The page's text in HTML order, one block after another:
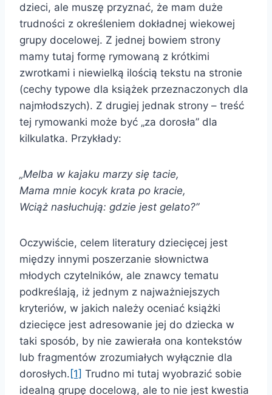
dzieci, ale muszę przyznać, że mam duże
trudności z określeniem dokładnej wiekowej
grupy docelowej. Z jednej bowiem strony
mamy tutaj formę rymowaną z krótkimi
zwrotkami i niewielką ilością tekstu na stronie
(cechy typowe dla książek przeznaczonych dla
najmłodszych). Z drugiej jednak strony – treść
tej rymowanki może być „za dorosła” dla
kilkulatka. Przykłady:
„Melba w kajaku marzy się tacie,
Mama mnie kocyk krata po kracie,
Wciąż nasłuchują: gdzie jest gelato?”
Oczywiście, celem literatury dziecięcej jest
między innymi poszerzanie słownictwa
młodych czytelników, ale znawcy tematu
podkreślają, iż jednym z najważniejszych
kryteriów, w jakich należy oceniać książki
dziecięce jest adresowanie jej do dziecka w
taki sposób, by nie zawierała ona kontekstów
lub fragmentów zrozumiałych wyłącznie dla
dorosłych. [1] Trudno mi tutaj wyobrazić sobie
idealną grupę docelową, ale to nie jest kwestia